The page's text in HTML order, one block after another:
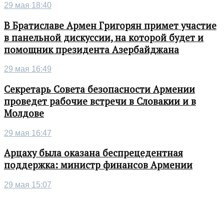
29 мая 18:40
В Братиславе Армен Григорян примет участие
в панельной дискуссии, на которой будет и
помощник президента Азербайджана
29 мая 16:49
Секретарь Совета безопасности Армении
проведет рабочие встречи в Словакии и в
Молдове
29 мая 16:47
Арцаху была оказана беспрецедентная
поддержка: министр финансов Армении
29 мая 15:07